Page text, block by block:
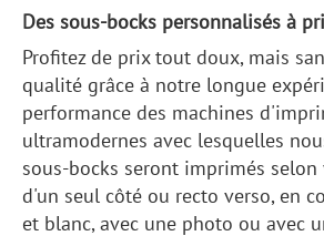
Des sous-bocks personnalisés à
Profitez de prix tout doux, mais
qualité grâce à notre longue
performance des machines
ultramodernes avec lesquelles
sous-bocks seront imprimés selon
d'un seul côté ou recto verso, en
et blanc, avec une photo ou avec